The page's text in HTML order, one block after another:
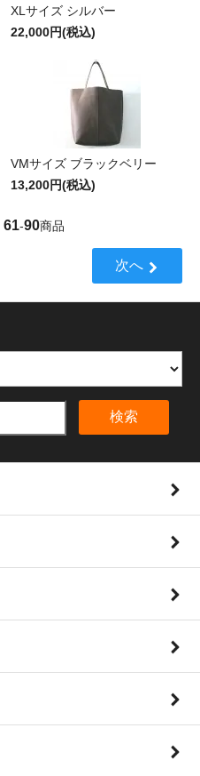
XLサイズ シルバー
22,000円(税込)
VMサイズ ブラックベリー
13,200円(税込)
61-90商品
次へ
検索